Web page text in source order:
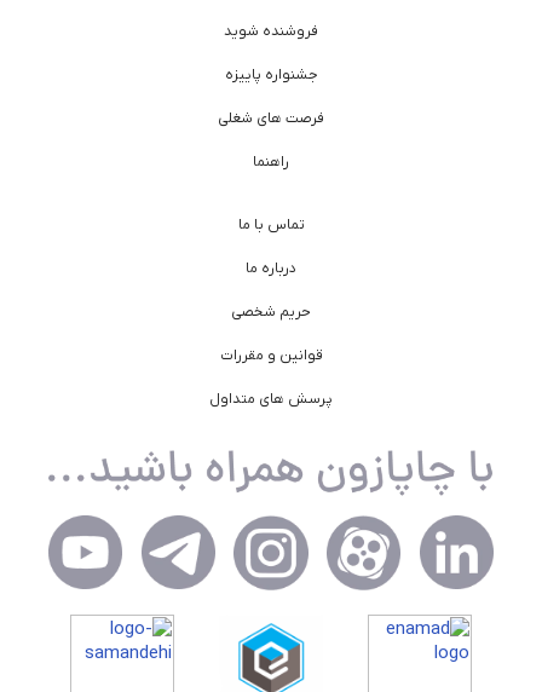
فروشنده شوید
جشنواره پاییزه
فرصت های شغلی
راهنما
تماس با ما
درباره ما
حریم شخصی
قوانین و مقررات
پرسش های متداول